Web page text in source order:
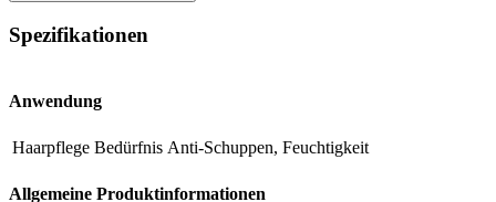
Falsche Daten melden
Spezifikationen
Anwendung
Haarpflege Bedürfnis Anti-Schuppen, Feuchtigkeit
Allgemeine Produktinformationen